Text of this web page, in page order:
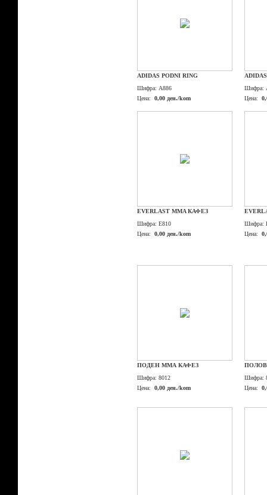
ADIDAS PODNI RING
Шифра: A886
Цена:
0,00 ден./kom
Шифра:
Цена:
EVERLAST MMA КАФЕЗ
Шифра: E810
Цена:
0,00 ден./kom
Шифра:
Цена:
ПОДЕН ММА КАФЕЗ
Шифра: 8012
Цена:
0,00 ден./kom
Шифра:
Цена: